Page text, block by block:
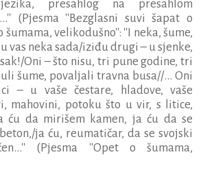
jezika, presahlog na presahlom
(Pjesma ''Bezglasni suvi šapat o
šumama, velikodušno'': ''I neka, šume,
vas neka sada/iziđu drugi – u sjenke,
Oni – što nisu, tri pune godine, tri
šume, povaljali travna busa//... Oni
– u vaše čestare, hladove, vaše
mahovini, potoku što u vir, s litice,
ću da mirišem kamen, ja ću da se
ja ću, reumatičar, da se svojski
(Pjesma ''Opet o šumama,